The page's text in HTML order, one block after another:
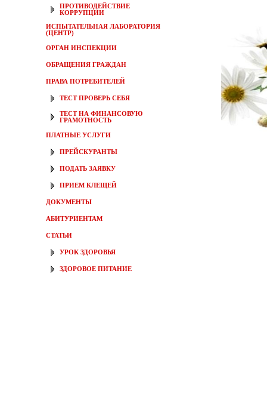
ПРОТИВОДЕЙСТВИЕ
КОРРУПЦИИ
ИСПЫТАТЕЛЬНАЯ ЛАБОРАТОРИЯ
(ЦЕНТР)
ОРГАН ИНСПЕКЦИИ
ОБРАЩЕНИЯ ГРАЖДАН
ПРАВА ПОТРЕБИТЕЛЕЙ
ТЕСТ ПРОВЕРЬ СЕБЯ
ТЕСТ НА ФИНАНСОВУЮ
ГРАМОТНОСТЬ
ПЛАТНЫЕ УСЛУГИ
ПРЕЙСКУРАНТЫ
ПОДАТЬ ЗАЯВКУ
ПРИЕМ КЛЕЩЕЙ
ДОКУМЕНТЫ
АБИТУРИЕНТАМ
СТАТЬИ
УРОК ЗДОРОВЬЯ
ЗДОРОВОЕ ПИТАНИЕ